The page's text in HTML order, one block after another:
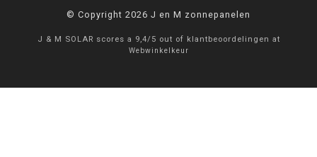
© Copyright 2026 J en M zonnepanelen
J & M SOLAR scores a 9,4/ 5 out of klantbeoordelingen at
Webwinkelkeur